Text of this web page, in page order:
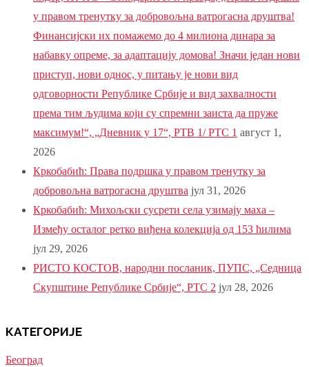
у правом тренутку за добровољна ватрогасна друштва!
Финансијски их помажемо до 4 милиона динара за
набавку опреме, за адаптацију домова! Значи један нови
приступ, нови однос, у питању је нови вид
одговорности Републике Србије и вид захвалности
према тим људима који су спремни заиста да пруже
максимум!“, „Дневник у 17“, РТВ 1/ РТС 1 август 1,
2026
Кркобабић: Права подршка у правом тренутку за
добровољна ватрогасна друштва јул 31, 2026
Кркобабић: Михољски сусрети села узимају маха –
Између осталог ретко виђена колекција од 153 ћилима
јул 29, 2026
РИСТО КОСТОВ, народни посланик, ПУПС, „Седница
Скупштине Републике Србије“, РТС 2 јул 28, 2026
КАТЕГОРИЈЕ
Београд